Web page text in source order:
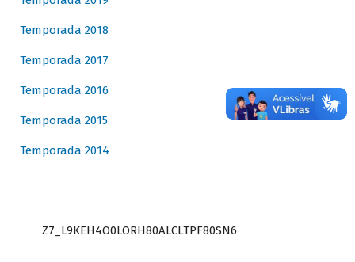
Temporada 2018
Temporada 2017
Temporada 2016
Temporada 2015
Temporada 2014
Z7_L9KEH4O0LORH80ALCLTPF80SN6